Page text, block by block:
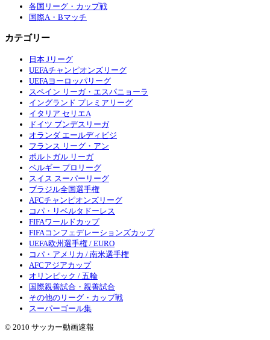
各国リーグ・カップ戦
国際A・Bマッチ
カテゴリー
日本 Jリーグ
UEFAチャンピオンズリーグ
UEFAヨーロッパリーグ
スペイン リーガ・エスパニョーラ
イングランド プレミアリーグ
イタリア セリエA
ドイツ ブンデスリーガ
オランダ エールディビジ
フランス リーグ・アン
ポルトガル リーガ
ベルギー プロリーグ
スイス スーパーリーグ
ブラジル全国選手権
AFCチャンピオンズリーグ
コパ・リベルタドーレス
FIFAワールドカップ
FIFAコンフェデレーションズカップ
UEFA欧州選手権 / EURO
コパ・アメリカ / 南米選手権
AFCアジアカップ
オリンピック / 五輪
国際親善試合・親善試合
その他のリーグ・カップ戦
スーパーゴール集
© 2010 サッカー動画速報